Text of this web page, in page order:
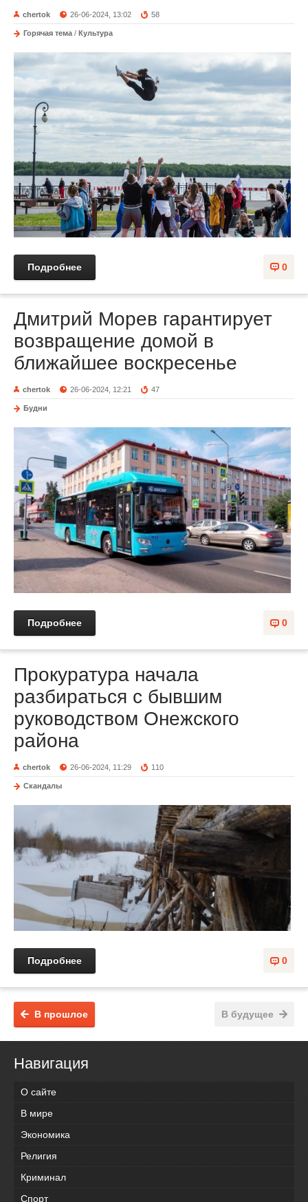
chertok 26-06-2024, 13:02 58
Горячая тема / Культура
0
Подробнее
Дмитрий Морев гарантирует
возвращение домой в
ближайшее воскресенье
chertok 26-06-2024, 12:21 47
Будни
0
Подробнее
Прокуратура начала
разбираться с бывшим
руководством Онежского
района
chertok 26-06-2024, 11:29 110
Скандалы
0
Подробнее
В будущее
В прошлое
Навигация
О сайте
В мире
Экономика
Религия
Криминал
Спорт